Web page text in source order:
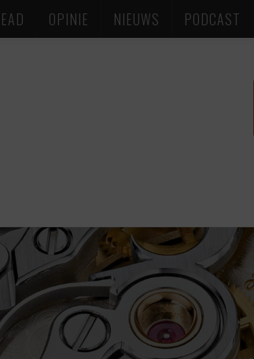
OPINIE NIEUWS PODCAST